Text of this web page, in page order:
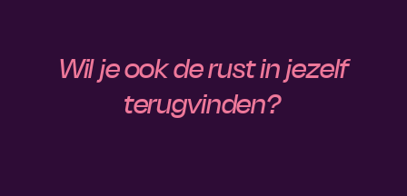
Wil je ook de rust in jezelf
terugvinden?